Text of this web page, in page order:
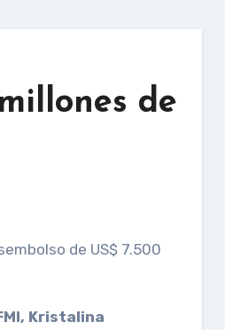
de
de US$ 7.500
Kristalina